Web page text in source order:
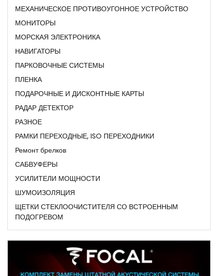
МЕХАНИЧЕСКОЕ ПРОТИВОУГОННОЕ УСТРОЙСТВО
МОНИТОРЫ
МОРСКАЯ ЭЛЕКТРОНИКА
НАВИГАТОРЫ
ПАРКОВОЧНЫЕ СИСТЕМЫ
ПЛЕНКА
ПОДАРОЧНЫЕ И ДИСКОНТНЫЕ КАРТЫ
РАДАР ДЕТЕКТОР
РАЗНОЕ
РАМКИ ПЕРЕХОДНЫЕ, ISO ПЕРЕХОДНИКИ
Ремонт брелков
САБВУФЕРЫ
УСИЛИТЕЛИ МОЩНОСТИ
ШУМОИЗОЛЯЦИЯ
ЩЕТКИ СТЕКЛООЧИСТИТЕЛЯ СО ВСТРОЕННЫМ
ПОДОГРЕВОМ